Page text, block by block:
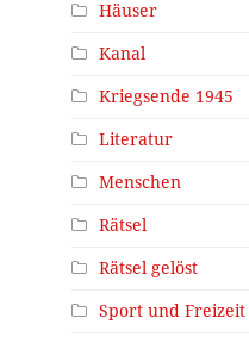
Häuser
Kanal
Kriegsende 1945
Literatur
Menschen
Rätsel
Rätsel gelöst
Sport und Freizeit